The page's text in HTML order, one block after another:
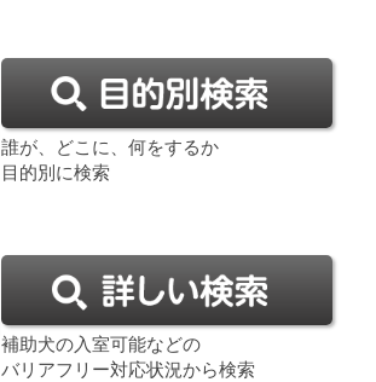
誰が、どこに、何をするか
目的別に検索
補助犬の入室可能などの
バリアフリー対応状況から検索